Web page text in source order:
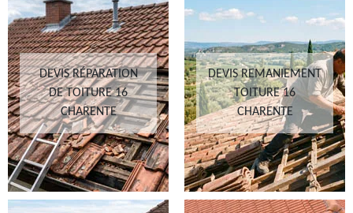
DEVIS RÉPARATION
DE TOITURE 16
CHARENTE
DEVIS REMANIEMENT
TOITURE 16
CHARENTE